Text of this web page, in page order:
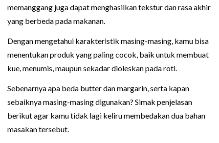
memanggang juga dapat menghasilkan tekstur dan rasa akhir
yang berbeda pada makanan.
Dengan mengetahui karakteristik masing-masing, kamu bisa
menentukan produk yang paling cocok, baik untuk membuat
kue, menumis, maupun sekadar dioleskan pada roti.
Sebenarnya apa beda butter dan margarin, serta kapan
sebaiknya masing-masing digunakan? Simak penjelasan
berikut agar kamu tidak lagi keliru membedakan dua bahan
masakan tersebut.